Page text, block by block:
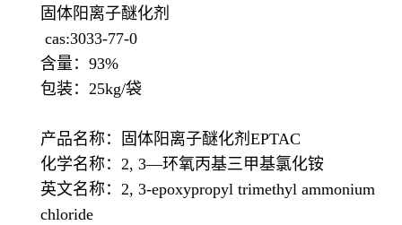
固体阳离子醚化剂
cas:3033-77-0
含量：93%
包装：25kg/袋
产品名称：固体阳离子醚化剂EPTAC
化学名称：2, 3—环氧丙基三甲基氯化铵
英文名称：2, 3-epoxypropyl trimethyl ammonium
chloride